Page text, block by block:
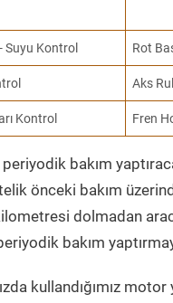
Suyu Kontrol Rot
Aks
Kontrol Fren
bakım
önceki bakım
dolmadan
bakım
kullandığımız motor